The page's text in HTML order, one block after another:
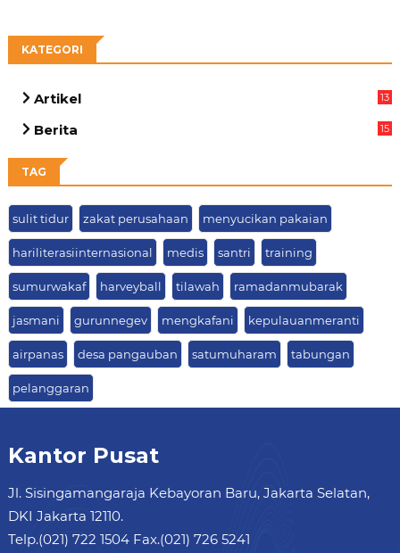
KATEGORI
Artikel
13
Berita
15
TAG
sulit tidur zakat perusahaan menyucikan pakaian
hariliterasiinternasional medis santri training
sumurwakaf harveyball tilawah ramadanmubarak
jasmani gurunnegev mengkafani kepulauanmeranti
airpanas desa pangauban satumuharam tabungan
pelanggaran
Kantor Pusat
Jl. Sisingamangaraja Kebayoran Baru, Jakarta Selatan,
DKI Jakarta 12110.
Telp.(021) 722 1504 Fax.(021) 726 5241